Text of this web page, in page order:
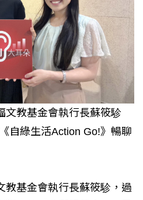
教基金會執行長蘇筱駗
自綠生活Action Go!》暢聊
教基金會執行長蘇筱駗，過